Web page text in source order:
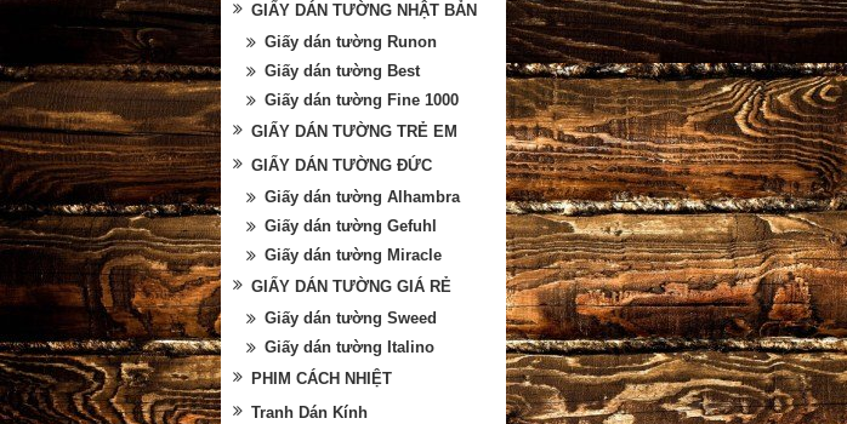
GIẤY DÁN TƯỜNG NHẬT BẢN
Giấy dán tường Runon
Giấy dán tường Best
Giấy dán tường Fine 1000
GIẤY DÁN TƯỜNG TRẺ EM
GIẤY DÁN TƯỜNG ĐỨC
Giấy dán tường Alhambra
Giấy dán tường Gefuhl
Giấy dán tường Miracle
GIẤY DÁN TƯỜNG GIÁ RẺ
Giấy dán tường Sweed
Giấy dán tường Italino
PHIM CÁCH NHIỆT
Tranh Dán Kính